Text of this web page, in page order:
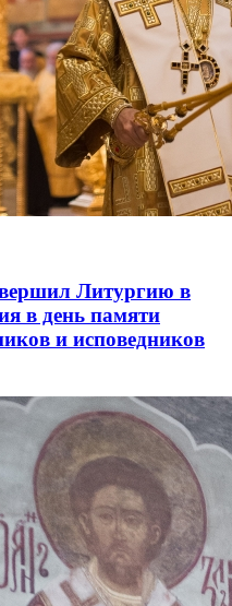
Литургию в
в день памяти
и исповедников